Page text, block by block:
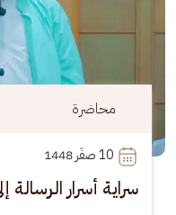
محاضرة
10 صفَر 1448
سراية أسرار الرسالة